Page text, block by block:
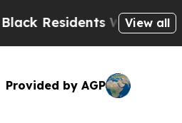
Warned of View all
Provided by AGP